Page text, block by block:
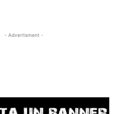
- Advertisment -